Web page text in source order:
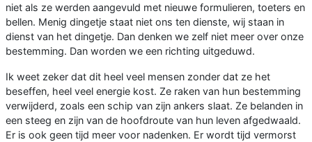
niet als ze werden aangevuld met nieuwe formulieren, toeters en
bellen. Menig dingetje staat niet ons ten dienste, wij staan in
dienst van het dingetje. Dan denken we zelf niet meer over onze
bestemming. Dan worden we een richting uitgeduwd.
Ik weet zeker dat dit heel veel mensen zonder dat ze het
beseffen, heel veel energie kost. Ze raken van hun bestemming
verwijderd, zoals een schip van zijn ankers slaat. Ze belanden in
een steeg en zijn van de hoofdroute van hun leven afgedwaald.
Er is ook geen tijd meer voor nadenken. Er wordt tijd vermorst